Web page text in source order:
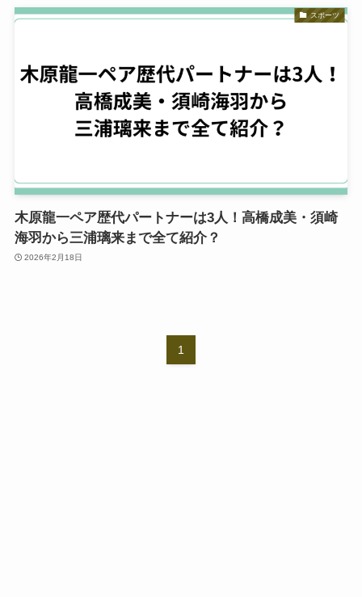
スポーツ
木原龍一ペア歴代パートナーは3人！高橋成美・須崎
海羽から三浦璃来まで全て紹介？
2026年2月18日
1